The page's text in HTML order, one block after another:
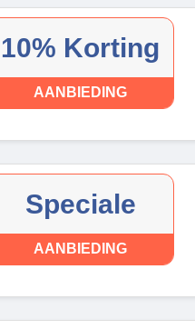
10% Korting
AANBIEDING
Speciale
AANBIEDING